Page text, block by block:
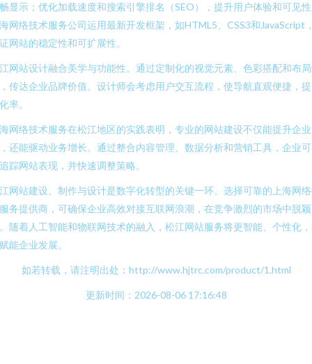
显示；优化加载速度和搜索引擎排名（SEO），提升用户体验和可见
网络技术服务公司运用最新开发框架，如HTML5、CSS3和JavaScript
网站的稳定性和可扩展性。
网站设计融合美学与功能性。通过定制化的视觉元素、色彩搭配和布
传达企业品牌价值。设计师会考虑用户交互流程，使导航直观便捷，
率。
网络技术服务在松江地区的实践表明，专业的网站建设不仅能提升企
还能驱动业务增长。通过整合内容管理、数据分析和营销工具，企业
踪网站表现，并快速调整策略。
网站建设、制作与设计是数字化转型的关键一环。选择可靠的上海网
务提供商，可确保企业高效对接互联网浪潮，在竞争激烈的市场中脱
随着人工智能和物联网技术的融入，松江网站服务将更智能、个性化
能企业发展。
如若转载，请注明出处：http://www.hjtrc.com/product/1.html
更新时间：2026-08-06 17:16:48